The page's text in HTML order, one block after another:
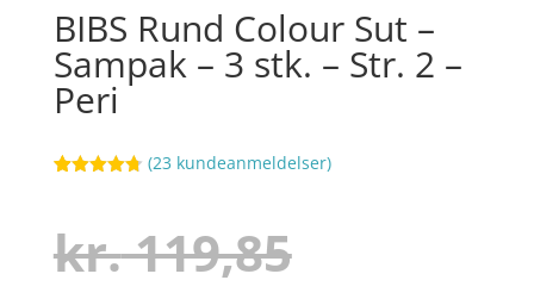
BIBS Rund Colour Sut –
Sampak – 3 stk. – Str. 2 –
Peri
baseret på
kundebedø
mmelser
(23 kundeanmeldelser)
kr.119,85